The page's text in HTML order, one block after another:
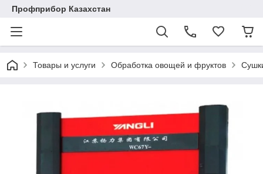
Профприбор Казахстан
Товары и услуги Обработка овощей и фруктов